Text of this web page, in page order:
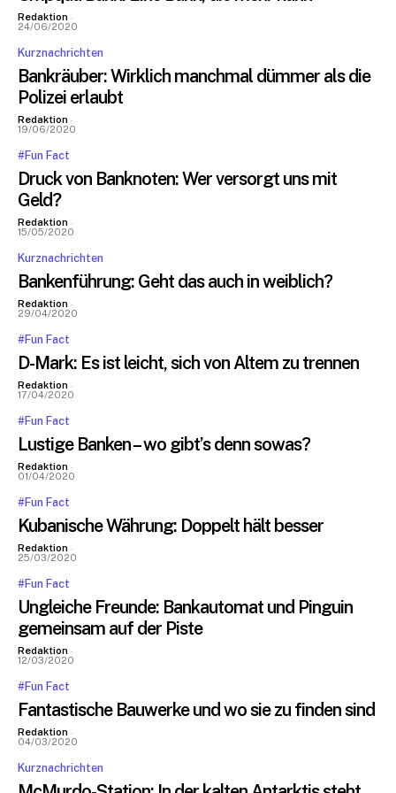
Bleiben Sie informiert
Einmal pro Woche informieren wir Sie über die neusten & wichtigsten
Artikel auf BANKINGCLUB.de und über aktuelle Events. Für die
diesem Verteiler jederzeit abmelden.
[sibwp_form id=1]
Redaktion -
24/06/2020
Kurznachrichten
Bankräuber: Wirklich manchmal dümmer als die
Polizei erlaubt
Redaktion -
19/06/2020
#Fun Fact
Druck von Banknoten: Wer versorgt uns mit
Geld?
Redaktion -
15/05/2020
Kurznachrichten
Bankenführung: Geht das auch in weiblich?
Redaktion -
29/04/2020
#Fun Fact
D-Mark: Es ist leicht, sich von Altem zu trennen
Redaktion -
17/04/2020
#Fun Fact
Lustige Banken – wo gibt’s denn sowas?
Redaktion -
01/04/2020
#Fun Fact
Kubanische Währung: Doppelt hält besser
Redaktion -
25/03/2020
#Fun Fact
Ungleiche Freunde: Bankautomat und Pinguin
gemeinsam auf der Piste
Redaktion -
12/03/2020
#Fun Fact
Fantastische Bauwerke und wo sie zu finden sind
Redaktion -
04/03/2020
Kurznachrichten